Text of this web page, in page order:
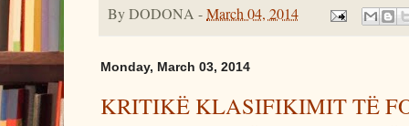
ByDODONA -March 04, 2014
Monday, March 03, 2014
KRITIKË KLASIFIKIMIT TË